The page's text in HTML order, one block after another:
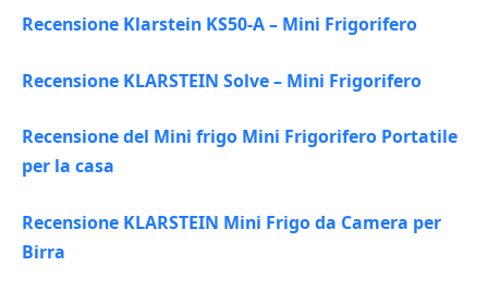
Recensione Klarstein KS50-A – Mini Frigorifero
Recensione KLARSTEIN Solve – Mini Frigorifero
Recensione del Mini frigo Mini Frigorifero Portatile
per la casa
Recensione KLARSTEIN Mini Frigo da Camera per
Birra